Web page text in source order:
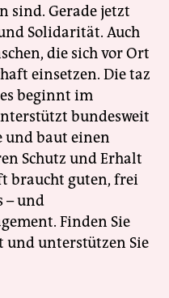
sind. Gerade jetzt
Solidarität. Auch
die sich vor Ort
einsetzen. Die taz
beginnt im
bundesweit
und baut einen
Schutz und Erhalt
braucht guten, frei
– und
Finden Sie
und unterstützen Sie